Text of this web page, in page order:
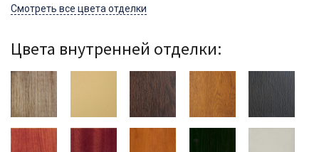
Смотреть все цвета отделки
Цвета внутренней отделки: